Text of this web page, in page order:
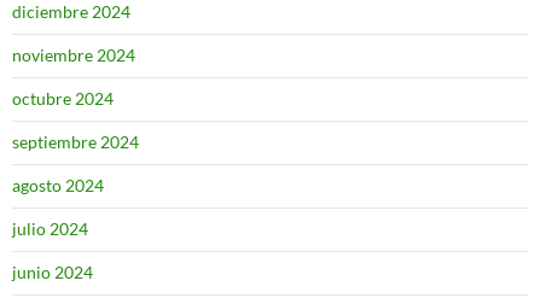
diciembre 2024
noviembre 2024
octubre 2024
septiembre 2024
agosto 2024
julio 2024
junio 2024